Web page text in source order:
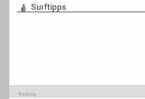
Surftipps
Werbung